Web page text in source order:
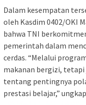
Dalam kesempatan
oleh Kasdim 0402/OKI
bahwa TNI
pemerintah dalam
cerdas. “Melalui
makanan bergizi, tetapi
tentang pentingnya
prestasi belajar,”